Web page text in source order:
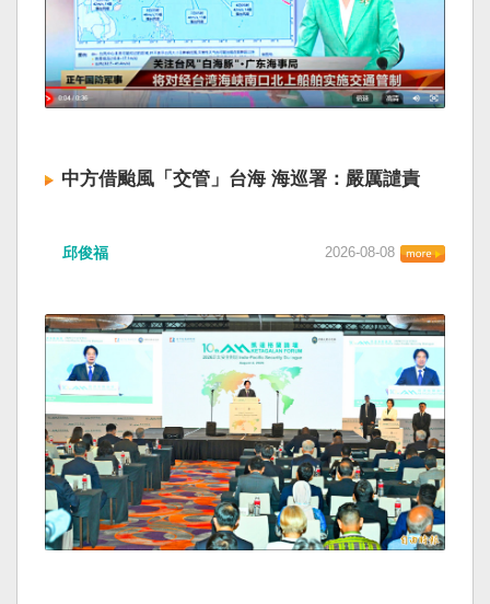
中方借颱風「交管」台海 海巡署：嚴厲譴責
邱俊福 2026-08-08